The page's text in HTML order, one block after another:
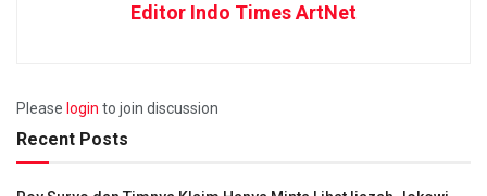
Editor Indo Times ArtNet
Please login to join discussion
Recent Posts